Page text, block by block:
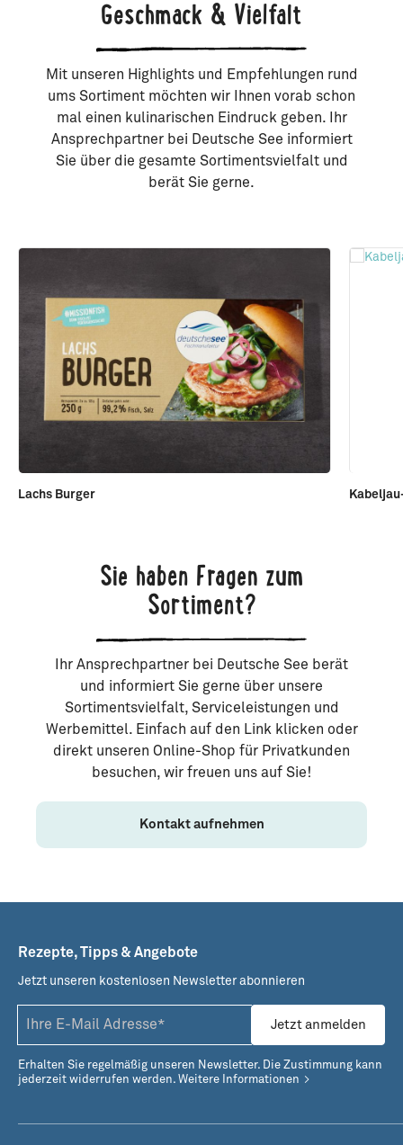
Geschmack & Vielfalt
Mit unseren Highlights und Empfehlungen rund
ums Sortiment möchten wir Ihnen vorab schon
mal einen kulinarischen Eindruck geben. Ihr
Ansprechpartner bei Deutsche See informiert
Sie über die gesamte Sortimentsvielfalt und
berät Sie gerne.
Lachs Burger
Sie haben Fragen zum
Sortiment?
Ihr Ansprechpartner bei Deutsche See berät
und informiert Sie gerne über unsere
Sortimentsvielfalt, Serviceleistungen und
Werbemittel. Einfach auf den Link klicken oder
direkt unseren Online-Shop für Privatkunden
besuchen, wir freuen uns auf Sie!
Kontakt aufnehmen
Rezepte, Tipps & Angebote
Jetzt unseren kostenlosen Newsletter abonnieren
Jetzt anmelden
Erhalten Sie regelmäßig unseren Newsletter. Die Zustimmung kann
jederzeit widerrufen werden. Weitere Informationen